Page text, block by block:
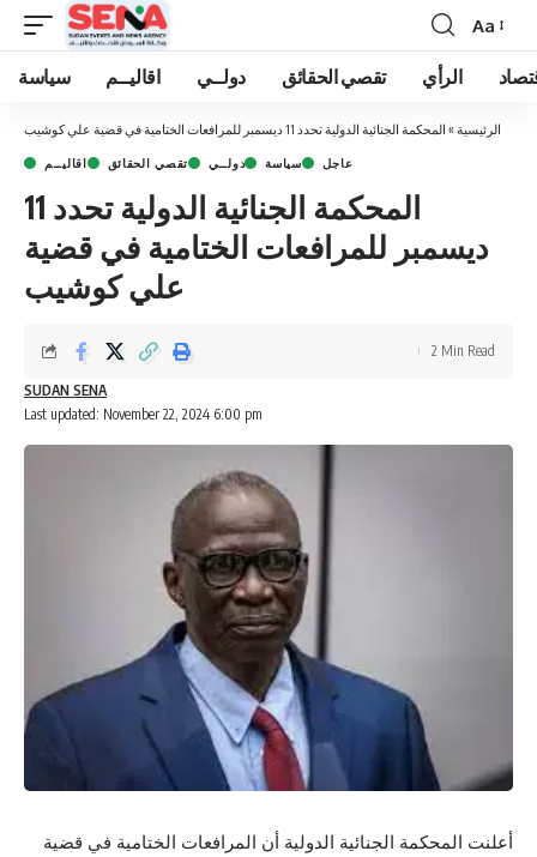
Font
Resizer
Aa
سياسة اقاليــم دولــي تقصي الحقائق الرأي
الرئيسية » المحكمة الجنائية الدولية تحدد 11 ديسمبر للمرافعات الختامية في قضية علي كوشيب
اقاليــم تقصي الحقائق دولــي سياسة عاجل
المحكمة الجنائية الدولية تحدد 11
ديسمبر للمرافعات الختامية في قضية
علي كوشيب
Last updated: November 22, 2024 6:00 pm
SUDAN SENA
2 Min Read
أعلنت المحكمة الجنائية الدولية أن المرافعات الختامية في قضية